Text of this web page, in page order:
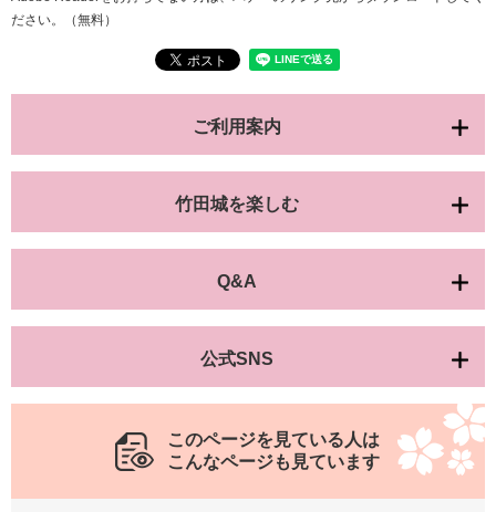
ださい。（無料）
ご利用案内
竹田城を楽しむ
Q&A
公式SNS
このページを見ている人は
こんなページも見ています